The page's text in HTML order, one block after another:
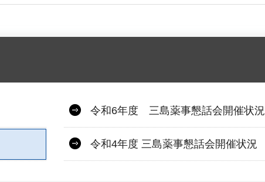
令和6年度 三島薬事懇話会開催状況
令和4年度 三島薬事懇話会開催状況